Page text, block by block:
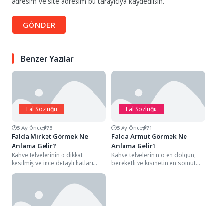
GÖNDER
Benzer Yazılar
Fal Sözlüğü
5 Ay Önce 73
Falda Mirket Görmek Ne
Anlama Gelir?
Kahve telvelerinin o dikkat
kesilmiş ve ince detaylı hatları
arasında bir mirket silüetiyle
Fal Sözlüğü
5 Ay Önce 71
Falda Armut Görmek Ne
Anlama Gelir?
Kahve telvelerinin o en dolgun,
bereketli ve kısmetin en somut